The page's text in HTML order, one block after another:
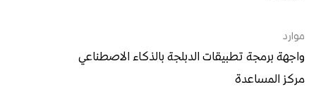
موارد
واجهة برمجة تطبيقات الدبلجة بالذكاء الاصطناعي
مركز المساعدة